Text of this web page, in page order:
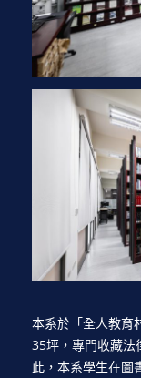
本系於「全人教育
35坪，專門收藏法
此，本系學生在圖